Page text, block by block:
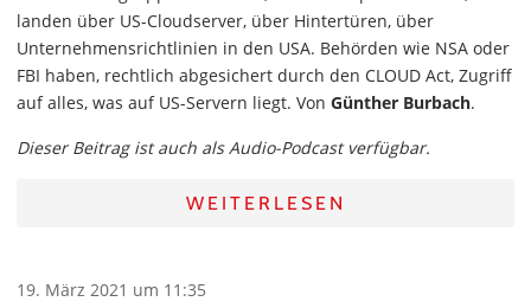
landen über US-Cloudserver, über Hintertüren, über
Unternehmensrichtlinien in den USA. Behörden wie NSA oder
FBI haben, rechtlich abgesichert durch den CLOUD Act, Zugriff
auf alles, was auf US-Servern liegt. Von Günther Burbach.
Dieser Beitrag ist auch als Audio-Podcast verfügbar.
WEITERLESEN
19. März 2021 um 11:35